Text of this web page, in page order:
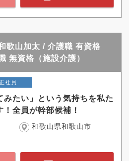
歌山加太 / 介護職 有資格
無資格（施設介護）
社員
みたい」という気持ちを私た
全員が幹部候補！
和歌山県和歌山市